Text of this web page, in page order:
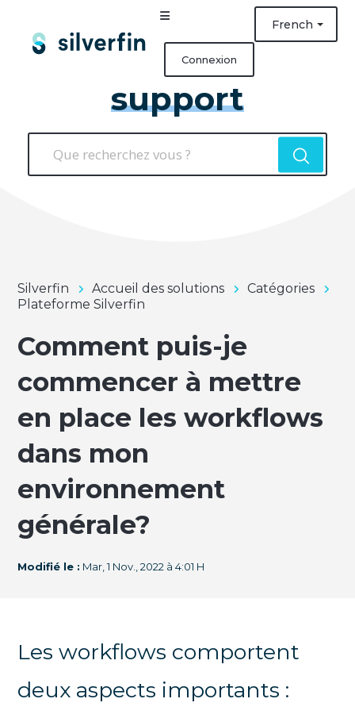
French
Connexion
support
Silverfin Accueil des solutions
Catégories
Plateforme Silverfin
Comment puis-je
commencer à mettre
en place les workflows
dans mon
environnement
générale?
Modifié le : Mar, 1 Nov., 2022 à 4:01 H
Les workflows comportent
deux aspects importants :